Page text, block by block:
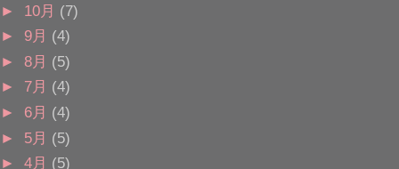
► 10月 (7)
► 9月 (4)
► 8月 (5)
► 7月 (4)
► 6月 (4)
► 5月 (5)
► 4月 (5)